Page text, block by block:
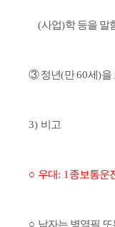
(사업)학 등을 말
③정년(만60세 )을
3) 비고
○ 우대: 1 종보통운
○ 남자는 병역필